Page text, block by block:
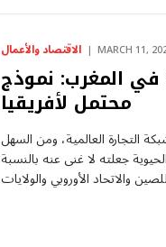
الاقتصاد والأعمال MARCH 11,
في المغرب: نموذج
محتمل لأفريقيا
التجارة العالمية، ومن السهل
جعلته لا غنى عنه بالنسبة